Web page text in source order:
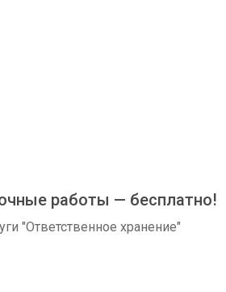
работы — бесплатно!
"Ответственное хранение"